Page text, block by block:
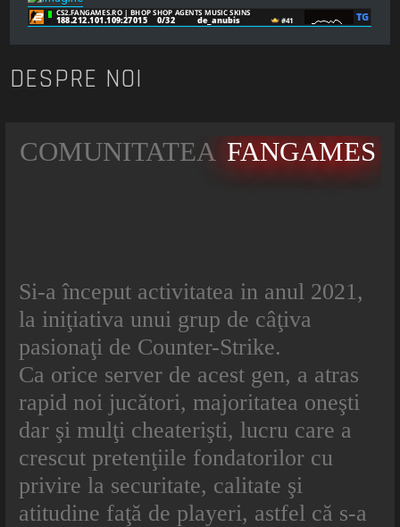
DESPRE NOI
COMUNITATEA FANGAMES
Si-a început activitatea in anul 2021,
la iniţiativa unui grup de câţiva
pasionaţi de Counter-Strike.
Ca orice server de acest gen, a atras
rapid noi jucători, majoritatea oneşti
dar şi mulţi cheaterişti, lucru care a
crescut pretenţiile fondatorilor cu
privire la securitate, calitate şi
atitudine faţă de playeri, astfel că s-a